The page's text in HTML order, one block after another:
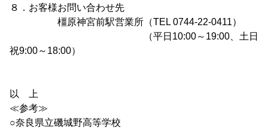
８．お客様お問い合わせ先
橿原神宮前駅営業所（TEL 0744-22-0411）
（平日10:00～19:00、土日
祝9:00～18:00）
以 上
≪参考≫
○奈良県立磯城野高等学校